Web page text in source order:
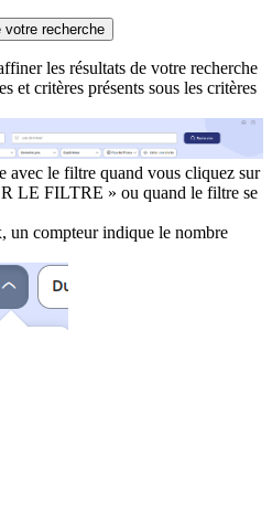
recherche
les résultats de votre recherche
et critères présents sous les critères
avec le filtre quand vous cliquez sur
LE FILTRE » ou quand le filtre se
un compteur indique le nombre